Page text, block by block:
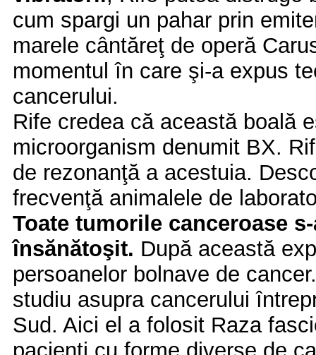
cum spargi un pahar prin
marele cântăreţ de operă
momentul în care şi-a expus
cancerului.
Rife credea că această boală
microorganism denumit BX.
de rezonanţă a acestuia.
frecvenţă animalele de
Toate tumorile canceroase
însănătoşit. După această
persoanelor bolnave de
studiu asupra cancerului
Sud. Aici el a folosit Raza